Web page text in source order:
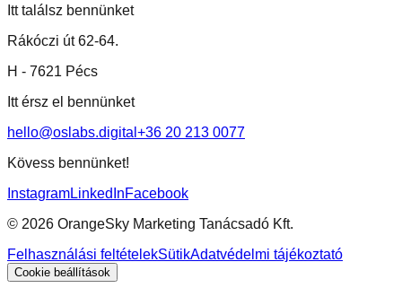
Itt találsz bennünket
Rákóczi út 62-64.
H - 7621 Pécs
Itt érsz el bennünket
hello@oslabs.digital +36 20 213 0077
Kövess bennünket!
InstagramLinkedInFacebook
© 2026 OrangeSky Marketing Tanácsadó Kft.
Felhasználási feltételekSütikAdatvédelmi tájékoztató
Cookie beállítások